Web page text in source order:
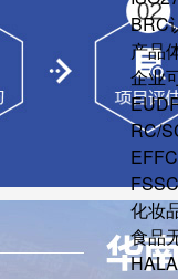
BRC
产品
企业
RC/
化妆
食品